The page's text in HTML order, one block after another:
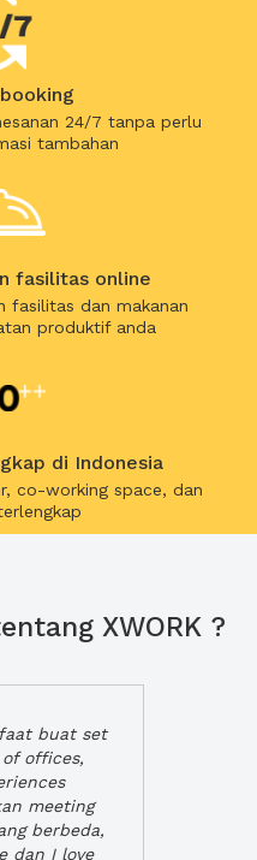
24/7 tanpa perlu
tambahan
fasilitas online
fasilitas dan makanan
produktif anda
di Indonesia
co-working space, dan
XWORK ?
buat set
offices,
meeting
berbeda,
dan I love